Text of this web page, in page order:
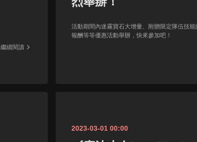
繼續閱讀
活動期間內迷霧寶石大增量、附贈限定隊伍技
報酬等等優惠活動舉辦，快來參加吧！
2023-03-01 00:00